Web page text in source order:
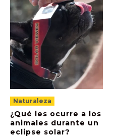
Naturaleza
¿Qué les ocurre a los
animales durante un
eclipse solar?